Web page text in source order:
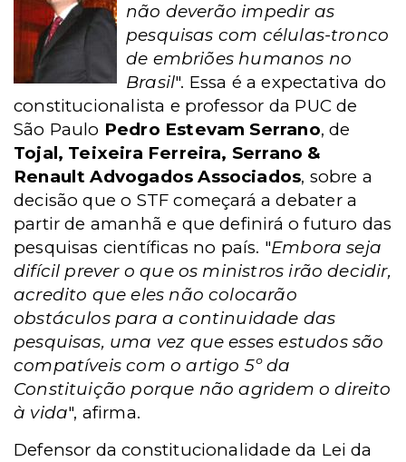
não deverão impedir as
pesquisas com células-tronco
de embriões humanos no
Brasil". Essa é a expectativa do
constitucionalista e professor da PUC de
São Paulo Pedro Estevam Serrano, de
Tojal, Teixeira Ferreira, Serrano &
Renault Advogados Associados, sobre a
decisão que o STF começará a debater a
partir de amanhã e que definirá o futuro das
pesquisas científicas no país. "Embora seja
difícil prever o que os ministros irão decidir,
acredito que eles não colocarão
obstáculos para a continuidade das
pesquisas, uma vez que esses estudos são
compatíveis com o artigo 5º da
Constituição porque não agridem o direito
à vida", afirma.
Defensor da constitucionalidade da Lei da